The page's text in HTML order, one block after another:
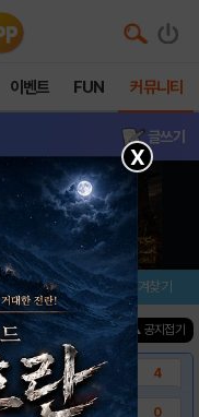
이벤트 FUN 커뮤니티
글쓰기
설치/평가 즐겨찾기
진행중인 이벤트0건 ▲ 공지접기
4
.. 0
X